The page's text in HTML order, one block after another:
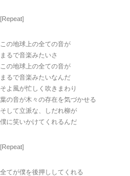
[Repeat]
この地球上の全ての音が
まるで音楽みたいさ
この地球上の全ての音が
まるで音楽みたいなんだ
そよ風が忙しく吹きまわり
葉の音が木々の存在を気づかせる
そして立派な、しだれ柳が
僕に笑いかけてくれるんだ
[Repeat]
全てが僕を後押ししてくれる